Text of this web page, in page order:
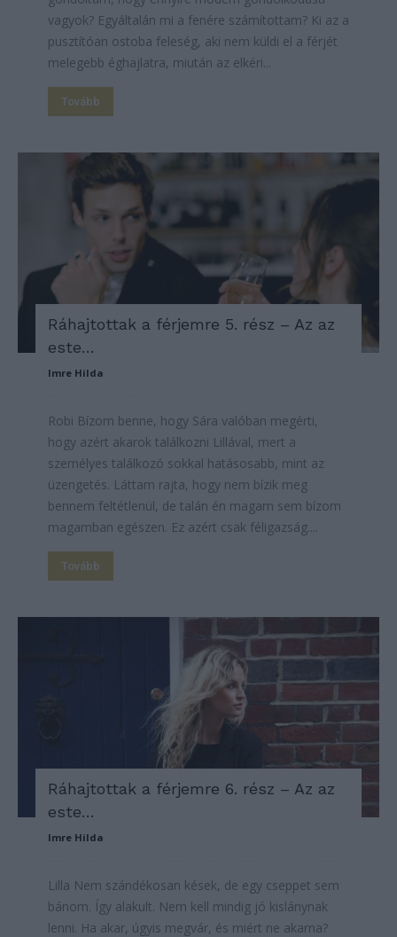
vagyok? Egyáltalán mi a fenére számítottam? Ki az a
pusztítóan ostoba feleség, aki nem küldi el a férjét
melegebb éghajlatra, miután az elkéri...
Tovább
Ráhajtottak a férjemre 5. rész – Az az
este…
Imre Hilda
Robi Bízom benne, hogy Sára valóban megérti,
hogy azért akarok találkozni Lillával, mert a
személyes találkozó sokkal hatásosabb, mint az
üzengetés. Láttam rajta, hogy nem bízik meg
bennem feltétlenül, de talán én magam sem bízom
magamban egészen. Ez azért csak féligazság....
Tovább
Ráhajtottak a férjemre 6. rész – Az az
este…
Imre Hilda
Lilla Nem szándékosan kések, de egy cseppet sem
bánom. Így alakult. Nem kell mindig jó kislánynak
lenni. Ha akar, úgyis megvár, és miért ne akarna?